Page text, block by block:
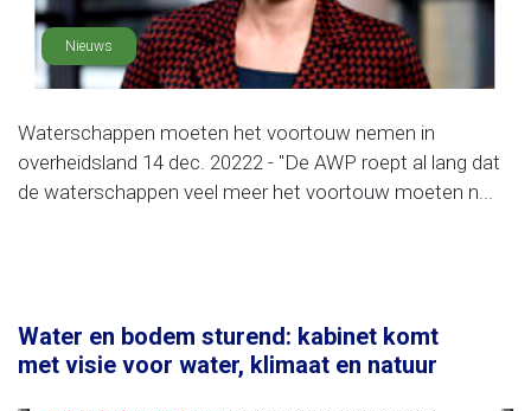
Nieuws
Waterschappen moeten het voortouw nemen in
overheidsland 14 dec. 20222 - "De AWP roept al lang dat
de waterschappen veel meer het voortouw moeten n...
Water en bodem sturend: kabinet komt
met visie voor water, klimaat en natuur